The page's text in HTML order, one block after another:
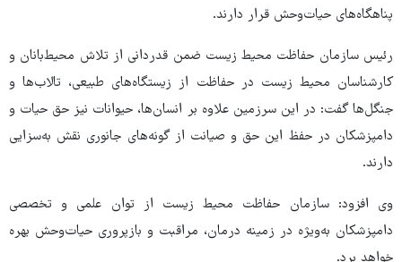
پناهگاه‌های حیات‌وحش قرار دارند.
رئیس سازمان حفاظت محیط زیست ضمن قدردانی از تلاش محیط‌بانان و
کارشناسان محیط زیست در حفاظت از زیستگاه‌های طبیعی، تالاب‌ها و
جنگل‌ها گفت: در این سرزمین علاوه بر انسان‌ها، حیوانات نیز حق حیات و
دامپزشکان در حفظ این حق و صیانت از گونه‌های جانوری نقش به‌سزایی
دارند.
وی افزود: سازمان حفاظت محیط زیست از توان علمی و تخصصی
دامپزشکان به‌ویژه در زمینه درمان، مراقبت و بازپروری حیات‌وحش بهره